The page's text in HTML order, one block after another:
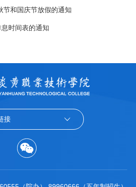
节和国庆节放假的通知
时间表的通知
接